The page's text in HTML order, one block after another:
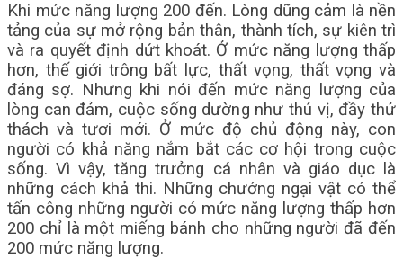
Khi mức năng lượng 200 đến. Lòng dũng cảm là nền
tảng của sự mở rộng bản thân, thành tích, sự kiên trì
và ra quyết định dứt khoát. Ở mức năng lượng thấp
hơn, thế giới trông bất lực, thất vọng, thất vọng và
đáng sợ. Nhưng khi nói đến mức năng lượng của
lòng can đảm, cuộc sống dường như thú vị, đầy thử
thách và tươi mới. Ở mức độ chủ động này, con
người có khả năng nắm bắt các cơ hội trong cuộc
sống. Vì vậy, tăng trưởng cá nhân và giáo dục là
những cách khả thi. Những chướng ngại vật có thể
tấn công những người có mức năng lượng thấp hơn
200 chỉ là một miếng bánh cho những người đã đến
200 mức năng lượng.